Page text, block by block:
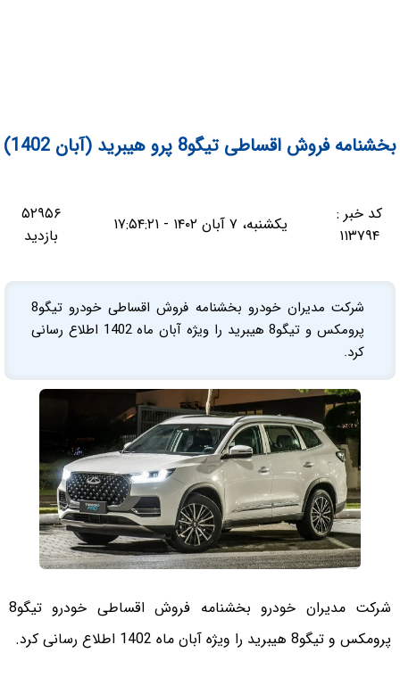
بخشنامه فروش اقساطی تیگو8 پرو هیبرید (آبان 1402)
کد خبر :
۱۱۳۷۹۴
یکشنبه، ۷ آبان ۱۴۰۲ - ۱۷:۵۴:۲۱
۵۲۹۵۶
بازدید
شرکت مدیران خودرو بخشنامه فروش اقساطی خودرو تیگو8
پرومکس و تیگو8 هیبرید را ویژه آبان ماه 1402 اطلاع رسانی
کرد.
شرکت مدیران خودرو بخشنامه فروش اقساطی خودرو تیگو8
پرومکس و تیگو8 هیبرید را ویژه آبان ماه 1402 اطلاع رسانی کرد.